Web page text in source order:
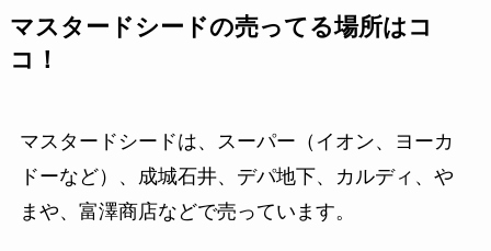
マスタードシードの売ってる場所はコ
コ！
マスタードシードは、スーパー（イオン、ヨーカ
ドーなど）、成城石井、デパ地下、カルディ、や
まや、富澤商店などで売っています。